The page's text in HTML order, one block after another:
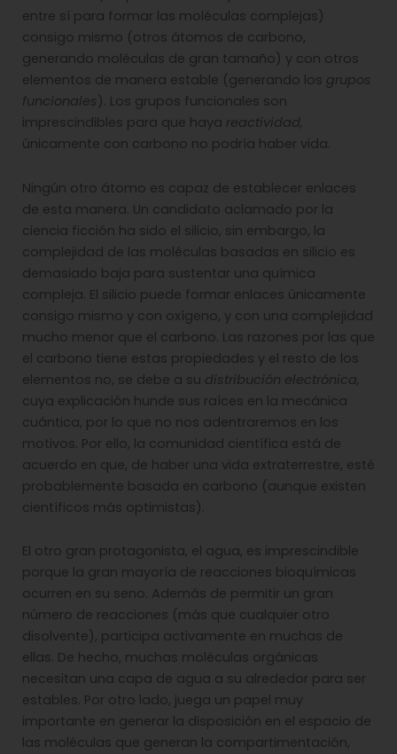
entre sí para formar las moléculas complejas)
consigo mismo (otros átomos de carbono,
generando moléculas de gran tamaño) y con otros
elementos de manera estable (generando los grupos
funcionales ). Los grupos funcionales son
imprescindibles para que haya reactividad,
únicamente con carbono no podría haber vida.
Ningún otro átomo es capaz de establecer enlaces
de esta manera. Un candidato aclamado por la
ciencia ficción ha sido el silicio, sin embargo, la
complejidad de las moléculas basadas en silicio es
demasiado baja para sustentar una química
compleja. El silicio puede formar enlaces únicamente
consigo mismo y con oxígeno, y con una complejidad
mucho menor que el carbono. Las razones por las que
el carbono tiene estas propiedades y el resto de los
elementos no, se debe a su distribución electrónica,
cuya explicación hunde sus raíces en la mecánica
cuántica, por lo que no nos adentraremos en los
motivos. Por ello, la comunidad científica está de
acuerdo en que, de haber una vida extraterrestre, esté
probablemente basada en carbono (aunque existen
científicos más optimistas).
El otro gran protagonista, el agua, es imprescindible
porque la gran mayoría de reacciones bioquímicas
ocurren en su seno. Además de permitir un gran
número de reacciones (más que cualquier otro
disolvente), participa activamente en muchas de
ellas. De hecho, muchas moléculas orgánicas
necesitan una capa de agua a su alrededor para ser
estables. Por otro lado, juega un papel muy
importante en generar la disposición en el espacio de
las moléculas que generan la compartimentación,